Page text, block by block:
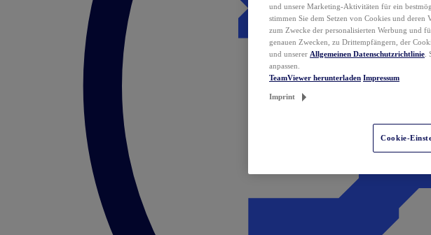
und unsere Marketing-Aktivitäten für ein
stimmen Sie dem Setzen von Cookies und deren
zum Zwecke der personalisierten Werbung und
genauen Zwecken, zu Drittempfängern, der
und unserer Allgemeinen Datenschutzrichtlinie
anpassen.
TeamViewer herunterladen Impressum
Imprint
Cookie-